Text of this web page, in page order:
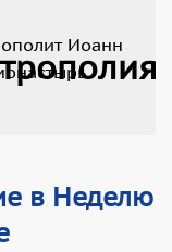
Иоанн
в Неделю